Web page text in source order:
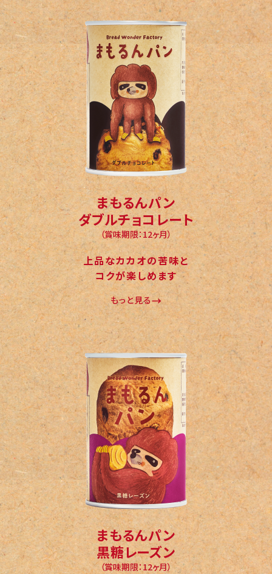
まもるんパン
ダブルチョコレート
（賞味期限：12ヶ月）
上品なカカオの苦味と
コクが楽しめます
もっと見る
まもるんパン
黒糖レーズン
（賞味期限：12ヶ月）